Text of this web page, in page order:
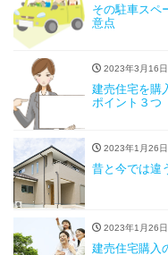
その駐車スペ
意点
2023年3月16日
建売住宅を購
ポイント３つ
2023年1月26日
昔と今では違
2023年1月26日
建売住宅購入